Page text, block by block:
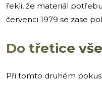
řekli, že materiál
červenci 1979 se zase
Do třetice
Při tomto druhém